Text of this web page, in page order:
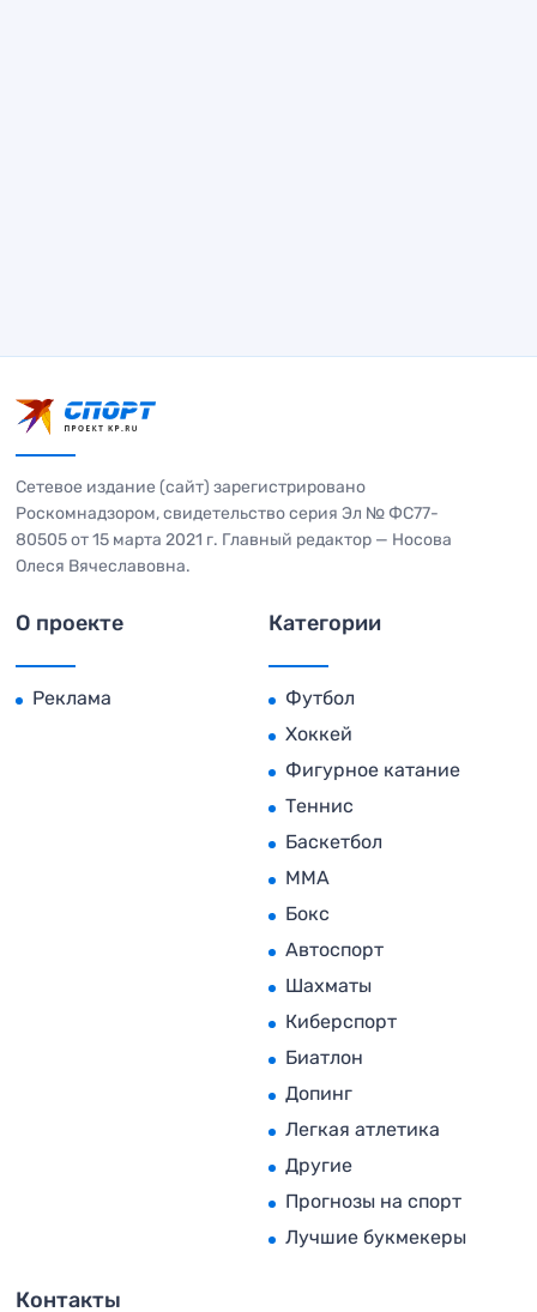
Сетевое издание (сайт) зарегистрировано
Роскомнадзором, свидетельство серия Эл № ФС77-
80505 от 15 марта 2021 г. Главный редактор — Носова
Олеся Вячеславовна.
О проекте
Реклама
Категории
Футбол
Хоккей
Фигурное катание
Теннис
Баскетбол
MMA
Бокс
Автоспорт
Шахматы
Киберспорт
Биатлон
Допинг
Легкая атлетика
Другие
Прогнозы на спорт
Лучшие букмекеры
Контакты